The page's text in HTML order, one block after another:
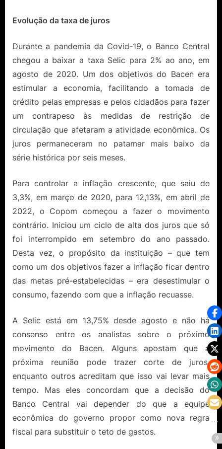
Evolução da taxa de juros
Durante a pandemia da Covid-19, o Banco Central
chegou a baixar a taxa Selic para 2% ao ano, em
agosto de 2020. Um dos objetivos do Bacen era
estimular a economia, facilitando a tomada de
crédito pelas empresas e pelos cidadãos para fazer
um contrapeso às medidas de restrição de
circulação que afetaram a atividade econômica. Os
juros permaneceram no patamar mais baixo da
série histórica por seis meses.
Para controlar a inflação crescente, que saiu de
3,3%, em março de 2020, para 12,13%, em abril de
2022, o Copom começou a fazer o movimento
contrário. Iniciou um ciclo de alta dos juros que só
foi interrompido em setembro do ano passado.
Desta vez, o propósito da instituição – que tem
como um dos objetivos fazer a inflação ficar dentro
das metas pré-estabelecidas – era desestimular o
consumo, fazendo com que a inflação recuasse.
A Selic está em 13,75% desde agosto e não há
consenso entre os analistas sobre o próximo
movimento do Bacen. Alguns apostam que a
próxima reunião pode trazer corte de juros,
enquanto outros acreditam que isso vai levar mais
tempo. Mas eles concordam que a decisão do
Banco Central vai depender do que a equipe
econômica do governo propor como nova regra
fiscal para substituir o teto de gastos.